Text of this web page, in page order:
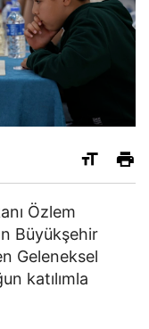
Özlem
Büyükşehir
Geleneksel
katılımla